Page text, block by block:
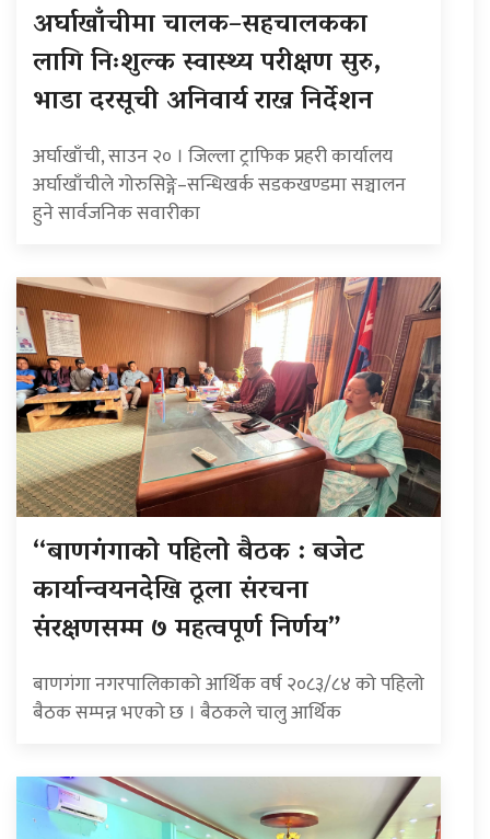
अर्घाखाँचीमा चालक–सहचालकका
लागि निःशुल्क स्वास्थ्य परीक्षण सुरु,
भाडा दरसूची अनिवार्य राख्न निर्देशन
अर्घाखाँची, साउन २० । जिल्ला ट्राफिक प्रहरी कार्यालय
अर्घाखाँचीले गोरुसिङ्गे–सन्धिखर्क सडकखण्डमा सञ्चालन
हुने सार्वजनिक सवारीका
“बाणगंगाको पहिलो बैठक : बजेट
कार्यान्वयनदेखि ठूला संरचना
संरक्षणसम्म ७ महत्वपूर्ण निर्णय”
बाणगंगा नगरपालिकाको आर्थिक वर्ष २०८३/८४ को पहिलो
बैठक सम्पन्न भएको छ । बैठकले चालु आर्थिक